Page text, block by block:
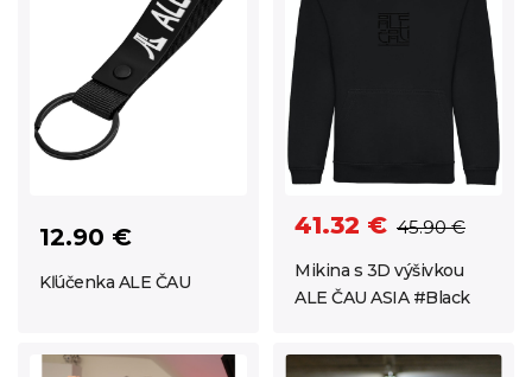
12.90 €
Kľúčenka ALE ČAU
41.32 € 45.90 €
Mikina s 3D výšivkou
ALE ČAU ASIA #Black